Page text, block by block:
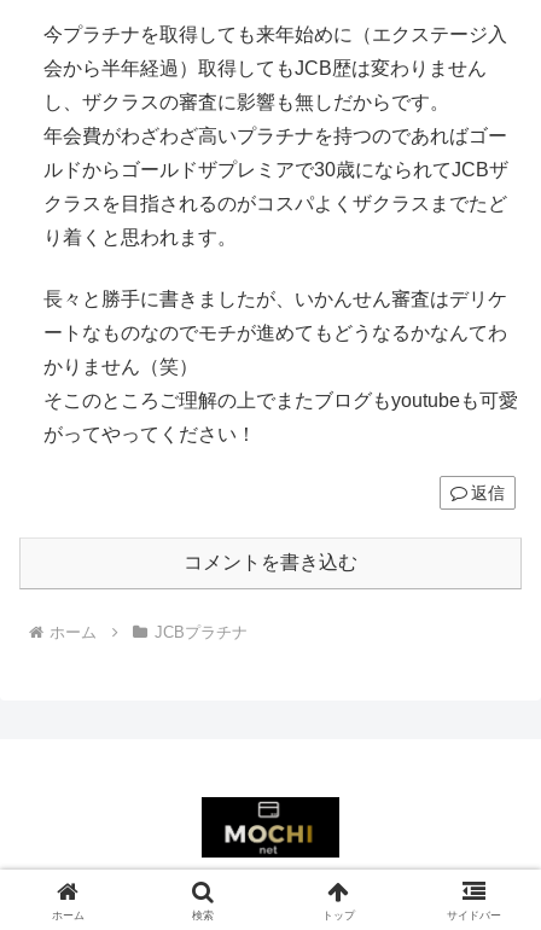
今プラチナを取得しても来年始めに（エクステージ入
会から半年経過）取得してもJCB歴は変わりません
し、ザクラスの審査に影響も無しだからです。
年会費がわざわざ高いプラチナを持つのであればゴー
ルドからゴールドザプレミアで30歳になられてJCBザ
クラスを目指されるのがコスパよくザクラスまでたど
り着くと思われます。
長々と勝手に書きましたが、いかんせん審査はデリケ
ートなものなのでモチが進めてもどうなるかなんてわ
かりません（笑）
そこのところご理解の上でまたブログもyoutubeも可愛
がってやってください！
返信
コメントを書き込む
ホーム JCBプラチナ
プライバシーポリシー・免責事項
ホーム 検索 トップ サイドバー